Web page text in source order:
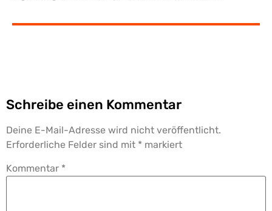
Schreibe einen Kommentar
Deine E-Mail-Adresse wird nicht veröffentlicht.
Erforderliche Felder sind mit * markiert
Kommentar *